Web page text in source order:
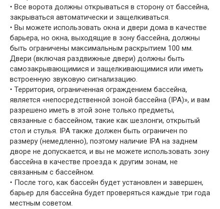
• Все ворота должны открываться в сторону от бассейна,
закрываться автоматически и защелкиваться.
• Вы можете использовать окна и двери дома в качестве
барьера, но окна, выходящие в зону бассейна, должны
быть ограничены максимальным раскрытием 100 мм.
Двери (включая раздвижные двери) должны быть
самозакрывающимися и защелкивающимися или иметь
встроенную звуковую сигнализацию.
• Территория, ограниченная ограждением бассейна,
является «непосредственной зоной бассейна (IPA)», и вам
разрешено иметь в этой зоне только предметы,
связанные с бассейном, такие как шезлонги, открытый
стол и стулья. IPA также должен быть ограничен по
размеру (немедленно), поэтому наличие IPA на заднем
дворе не допускается, и вы не можете использовать зону
бассейна в качестве проезда к другим зонам, не
связанным с бассейном.
• После того, как бассейн будет установлен и завершен,
барьер для бассейна будет проверяться каждые три года
местным советом.